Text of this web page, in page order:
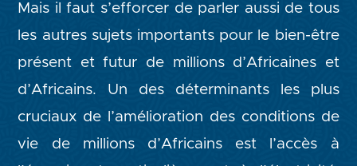
Mais il faut s’efforcer de parler aussi de tous
les autres sujets importants pour le bien-être
présent et futur de millions d’Africaines et
d’Africains. Un des déterminants les plus
cruciaux de l’amélioration des conditions de
vie de millions d’Africains est l’accès à